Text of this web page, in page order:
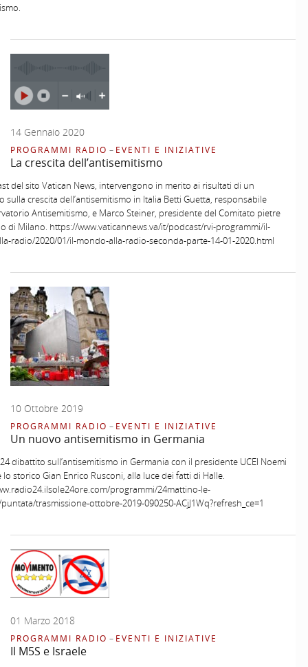
14 Gennaio 2020
PROGRAMMI RADIO – EVENTI E INIZIATIVE
La crescita dell’antisemitismo
del sito Vatican News, intervengono in merito ai risultati di un
sulla crescita dell’antisemitismo in Italia Betti Guetta, responsabile
Antisemitismo, e Marco Steiner, presidente del Comitato pietre
di Milano. https://www.vaticannews.va/it/podcast/rvi-programmi/il-
radio/2020/01/il-mondo-alla-radio-seconda-parte-14-01-2020.html
10 Ottobre 2019
PROGRAMMI RADIO – EVENTI E INIZIATIVE
Un nuovo antisemitismo in Germania
dibattito sull’antisemitismo in Germania con il presidente UCEI Noemi
lo storico Gian Enrico Rusconi, alla luce dei fatti di Halle.
programmi/24mattino-le-
trasmissione-ottobre-2019-090250-ACjJ1Wq?refresh_ce=1
01 Marzo 2018
PROGRAMMI RADIO – EVENTI E INIZIATIVE
Il M5S e Israele